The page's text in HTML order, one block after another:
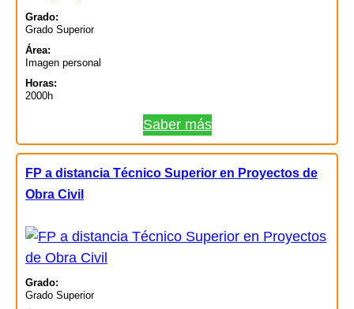
Grado:
Grado Superior
Área:
Imagen personal
Horas:
2000h
Saber más
FP a distancia Técnico Superior en Proyectos de
Obra Civil
Grado:
Grado Superior